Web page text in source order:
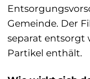
Gemeinde. Der
separat entsorgt
Partikel enthält.